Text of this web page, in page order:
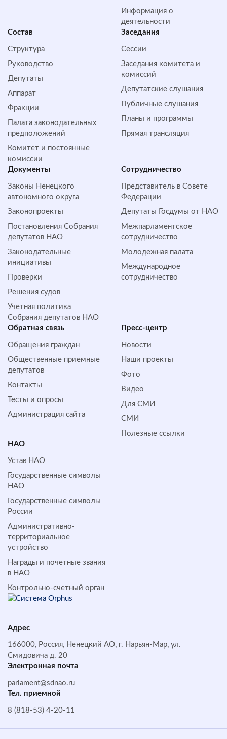
Информация о
деятельности
Состав
Структура
Руководство
Депутаты
Аппарат
Фракции
Палата законодательных
предположений
Комитет и постоянные
комиссии
Заседания
Сессии
Заседания комитета и
комиссий
Депутатские слушания
Публичные слушания
Планы и программы
Прямая трансляция
Документы
Законы Ненецкого
автономного округа
Законопроекты
Постановления Собрания
депутатов НАО
Законодательные
инициативы
Проверки
Решения судов
Учетная политика
Собрания депутатов НАО
Сотрудничество
Представитель в Совете
Федерации
Депутаты Госдумы от НАО
Межпарламентское
сотрудничество
Молодежная палата
Международное
сотрудничество
Обратная cвязь
Обращения граждан
Общественные приемные
депутатов
Контакты
Тесты и опросы
Администрация сайта
Пресс-центр
Новости
Наши проекты
Фото
Видео
Для СМИ
СМИ
Полезные ссылки
НАО
Устав НАО
Государственные символы
НАО
Государственные символы
России
Административно-
территориальное
устройство
Награды и почетные звания
в НАО
Контрольно-счетный орган
Адрес
166000, Россия, Ненецкий АО, г. Нарьян-Мар, ул.
Смидовича д. 20
Электронная почта
parlament@sdnao.ru
Тел. приемной
8 (818-53) 4-20-11